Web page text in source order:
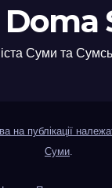
Суми та
на публікації
Суми